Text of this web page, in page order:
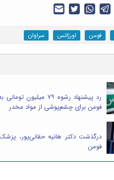
فومن اورژانس سراوان
فومن برای چشم‌پوشی از مواد مخدر
درگذشت دکتر هانیه حقانی‌پور،
فومن